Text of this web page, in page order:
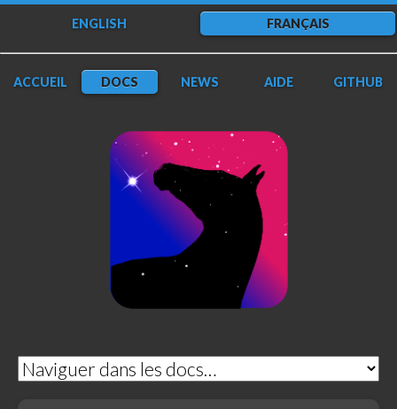
ENGLISH FRANÇAIS
ACCUEIL DOCS NEWS AIDE GITHUB
DarkFlow